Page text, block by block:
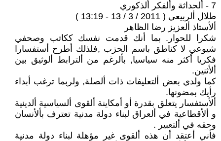
7 - ألحداثة وألفكر ألذكوري
طلال ألربيعي ( 2011 / 3 / 13 - 13:19 )
ألأستاذ ألعزيز رضا الظاهر
شكرا للحوار. بما أنك قدمت نفسك ككاتب وصحفي
شيوعي لا كناطق باسم الحزب ,فلذلك أطرح أستفسارا
فكريا أكثر منه سياسيا, بألرغم من ألترابط ألوثيق بين
ألأثنين.
كما ولدي بعض ألتعليفات ذات ألصلة, ولربما ترغب أبداء
رأيك بمضونها.
ألأستفسار يتعلق بقدرة أو أمكاينة ألقوى ألسياسية ألدينية
و ألأقطاعية في ألعراق لبناء دولة مدنية تعترف بألأنسان
وحقه في ألتعبير .
فأني أعتقد أن هذه ألقوى غير مؤهلة لبناء دولة مدنية